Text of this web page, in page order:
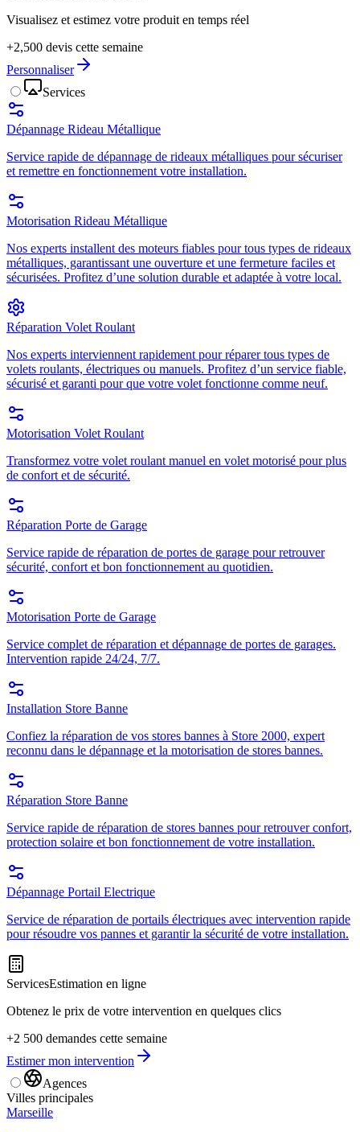
Visualisez et estimez votre produit en temps réel
+2,500 devis cette semaine
Personnaliser
Services
Dépannage Rideau Métallique
Service rapide de dépannage de rideaux métalliques pour sécuriser
et remettre en fonctionnement votre installation.
Motorisation Rideau Métallique
Nos experts installent des moteurs fiables pour tous types de rideaux
métalliques, garantissant une ouverture et une fermeture faciles et
sécurisées. Profitez d’une solution durable et adaptée à votre local.
Réparation Volet Roulant
Nos experts interviennent rapidement pour réparer tous types de
volets roulants, électriques ou manuels. Profitez d’un service fiable,
sécurisé et garanti pour que votre volet fonctionne comme neuf.
Motorisation Volet Roulant
Transformez votre volet roulant manuel en volet motorisé pour plus
de confort et de sécurité.
Réparation Porte de Garage
Service rapide de réparation de portes de garage pour retrouver
sécurité, confort et bon fonctionnement au quotidien.
Motorisation Porte de Garage
Service complet de réparation et dépannage de portes de garages.
Intervention rapide 24/24, 7/7.
Installation Store Banne
Confiez la réparation de vos stores bannes à Store 2000, expert
reconnu dans le dépannage et la motorisation de stores bannes.
Réparation Store Banne
Service rapide de réparation de stores bannes pour retrouver confort,
protection solaire et bon fonctionnement de votre installation.
Dépannage Portail Electrique
Service de réparation de portails électriques avec intervention rapide
pour résoudre vos pannes et garantir la sécurité de votre installation.
ServicesEstimation en ligne
Obtenez le prix de votre intervention en quelques clics
+2 500 demandes cette semaine
Estimer mon intervention
Agences
Villes principales
Marseille